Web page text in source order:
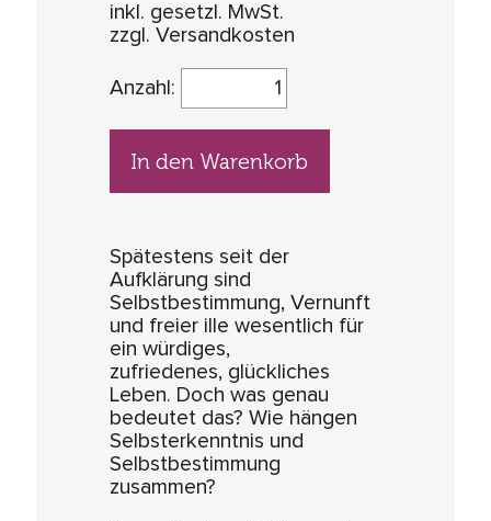
inkl. gesetzl. MwSt.
zzgl. Versandkosten
Anzahl:
In den Warenkorb
Spätestens seit der
Aufklärung sind
Selbstbestimmung, Vernunft
und freier ille wesentlich für
ein würdiges,
zufriedenes, glückliches
Leben. Doch was genau
bedeutet das? Wie hängen
Selbsterkenntnis und
Selbstbestimmung
zusammen?